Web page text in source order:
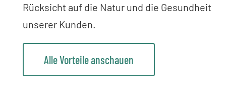
Rücksicht auf die Natur und die Gesundheit
unserer Kunden.
Alle Vorteile anschauen